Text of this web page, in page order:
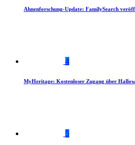
Ahnenforschung-Update: FamilySearch
4
MyHeritage: Kostenloser Zugang über
5